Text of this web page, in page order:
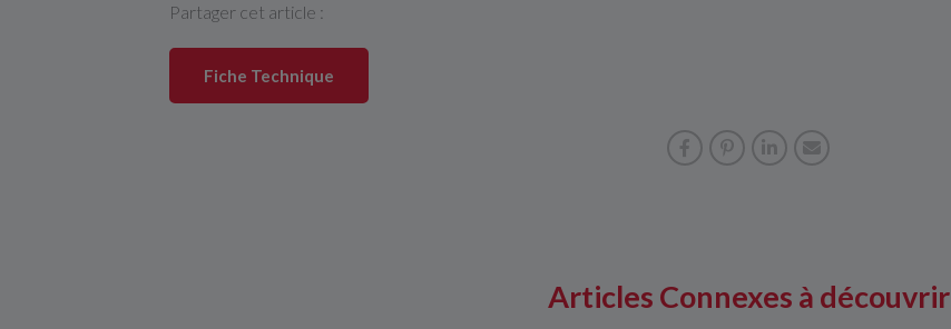
Partager cet article :
Fiche Technique
Articles Connexes à découvrir